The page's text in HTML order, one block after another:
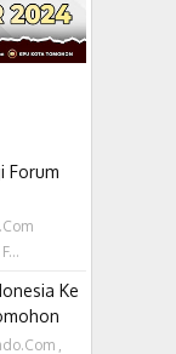
Forum
Ke
,